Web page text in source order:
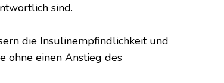
sind.
die Insulinempfindlichkeit und
ohne einen Anstieg des